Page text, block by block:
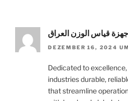
قياس الوزن العراق
DEZEMBER 16, 2024
Dedicated to
industries durable,
that streamline